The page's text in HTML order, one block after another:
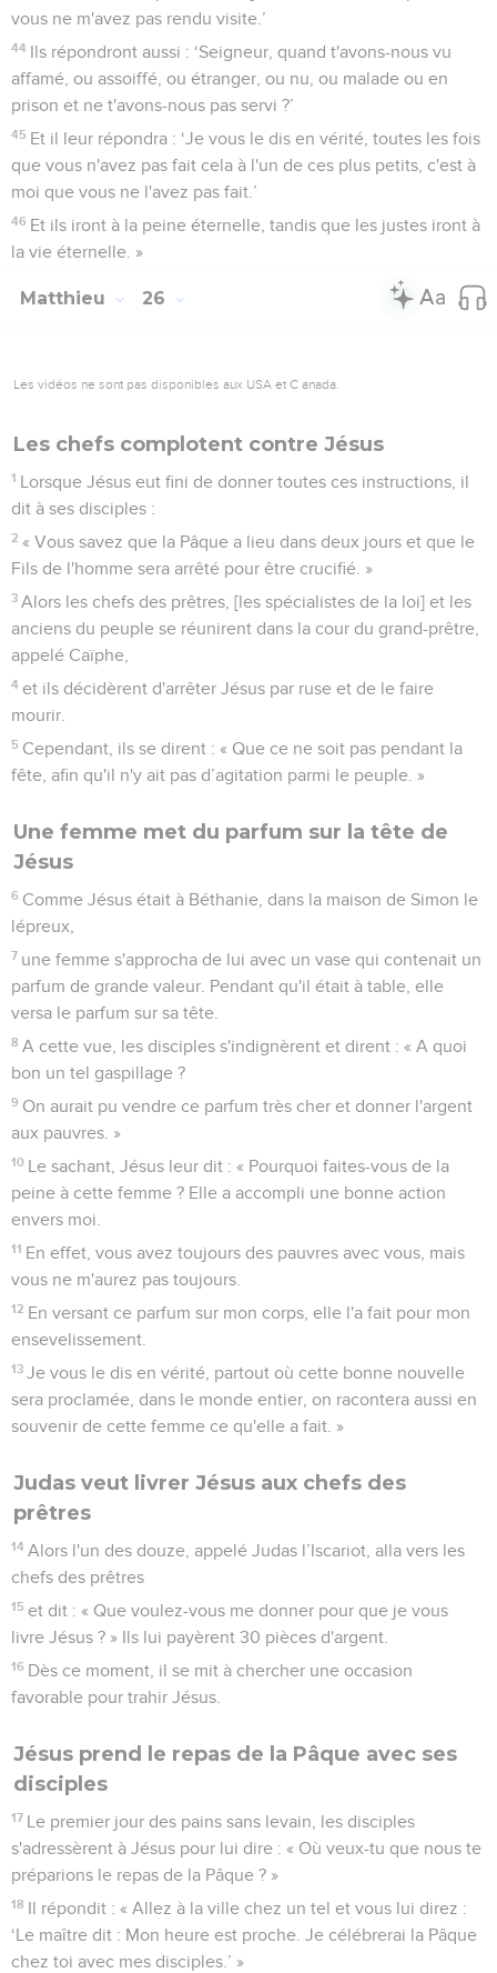
vous ne m'avez pas rendu visite.’
44 Ils répondront aussi : ‘Seigneur, quand t'avons-nous vu
affamé, ou assoiffé, ou étranger, ou nu, ou malade ou en
prison et ne t'avons-nous pas servi ?’
45 Et il leur répondra : ‘Je vous le dis en vérité, toutes les fois
que vous n'avez pas fait cela à l'un de ces plus petits, c'est à
moi que vous ne l'avez pas fait.’
46 Et ils iront à la peine éternelle, tandis que les justes iront à
la vie éternelle. »
Matthieu 26
Les vidéos ne sont pas disponibles aux USA et C anada.
Les chefs complotent contre Jésus
1 Lorsque Jésus eut fini de donner toutes ces instructions, il
dit à ses disciples :
2 « Vous savez que la Pâque a lieu dans deux jours et que le
Fils de l'homme sera arrêté pour être crucifié. »
3 Alors les chefs des prêtres, [les spécialistes de la loi] et les
anciens du peuple se réunirent dans la cour du grand-prêtre,
appelé Caïphe,
4 et ils décidèrent d'arrêter Jésus par ruse et de le faire
mourir.
5 Cependant, ils se dirent : « Que ce ne soit pas pendant la
fête, afin qu'il n'y ait pas d’agitation parmi le peuple. »
Une femme met du parfum sur la tête de
Jésus
6 Comme Jésus était à Béthanie, dans la maison de Simon le
lépreux,
7 une femme s'approcha de lui avec un vase qui contenait un
parfum de grande valeur. Pendant qu'il était à table, elle
versa le parfum sur sa tête.
8 A cette vue, les disciples s'indignèrent et dirent : « A quoi
bon un tel gaspillage ?
9 On aurait pu vendre ce parfum très cher et donner l'argent
aux pauvres. »
10 Le sachant, Jésus leur dit : « Pourquoi faites-vous de la
peine à cette femme ? Elle a accompli une bonne action
envers moi.
11 En effet, vous avez toujours des pauvres avec vous, mais
vous ne m'aurez pas toujours.
12 En versant ce parfum sur mon corps, elle l'a fait pour mon
ensevelissement.
13 Je vous le dis en vérité, partout où cette bonne nouvelle
sera proclamée, dans le monde entier, on racontera aussi en
souvenir de cette femme ce qu'elle a fait. »
Judas veut livrer Jésus aux chefs des
prêtres
14 Alors l'un des douze, appelé Judas l’Iscariot, alla vers les
chefs des prêtres
15 et dit : « Que voulez-vous me donner pour que je vous
livre Jésus ? » Ils lui payèrent 30 pièces d'argent.
16 Dès ce moment, il se mit à chercher une occasion
favorable pour trahir Jésus.
Jésus prend le repas de la Pâque avec ses
disciples
17 Le premier jour des pains sans levain, les disciples
s'adressèrent à Jésus pour lui dire : « Où veux-tu que nous te
préparions le repas de la Pâque ? »
18 Il répondit : « Allez à la ville chez un tel et vous lui direz :
‘Le maître dit : Mon heure est proche. Je célébrerai la Pâque
chez toi avec mes disciples.’ »